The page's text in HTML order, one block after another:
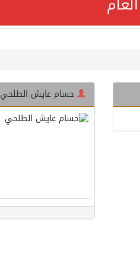
الحالي
حسام عايش الطلحي